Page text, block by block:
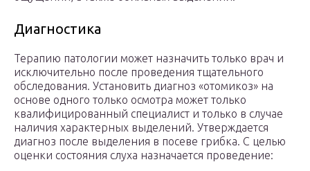
Диагностика
Терапию патологии может назначить только врач и
исключительно после проведения тщательного
обследования. Установить диагноз «отомикоз» на
основе одного только осмотра может только
квалифицированный специалист и только в случае
наличия характерных выделений. Утверждается
диагноз после выделения в посеве грибка. С целью
оценки состояния слуха назначается проведение: